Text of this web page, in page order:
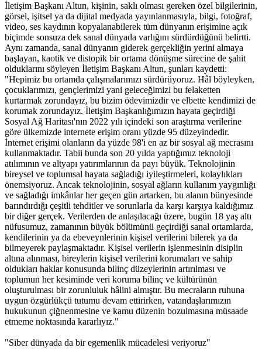
İletişim Başkanı Altun, kişinin, saklı olması gereken özel bilgilerinin,
görsel, işitsel ya da dijital medyada yayınlanmasıyla, bilgi, fotoğraf,
video, ses kaydının kopyalanabilerek tüm dünyanın erişimine açık
biçimde sonsuza dek sanal dünyada varlığını sürdürdüğünü belirtti.
Aynı zamanda, sanal dünyanın giderek gerçekliğin yerini almaya
başlayan, kaotik ve distopik bir ortama dönüşme sürecine de şahit
olduklarını söyleyen İletişim Başkanı Altun, şunları kaydetti:
"Hepimiz bu ortamda çalışmalarımızı sürdürüyoruz. Hâl böyleyken,
çocuklarımızı, gençlerimizi yani geleceğimizi bu felaketten
kurtarmak zorundayız, bu bizim ödevimizdir ve elbette kendimizi de
korumak zorundayız. İletişim Başkanlığımızın hayata geçirdiği
Sosyal Ağ Haritası'nın 2022 yılı içindeki son araştırma verilerine
göre ülkemizde internete erişim oranı yüzde 95 düzeyindedir.
İnternet erişimi olanların da yüzde 98'i en az bir sosyal ağ mecrasını
kullanmaktadır. Tabii bunda son 20 yılda yaptığımız teknoloji
atılımının ve altyapı yatırımlarının da payı büyük. Teknolojinin
bireysel ve toplumsal hayata sağladığı iyileştirmeleri, kolaylıkları
önemsiyoruz. Ancak teknolojinin, sosyal ağların kullanım yaygınlığı
ve sağladığı imkânlar her geçen gün artarken, bu alanın bünyesinde
barındırdığı çeşitli tehditler ve sorunlarla da karşı karşıya kaldığımız
bir diğer gerçek. Verilerden de anlaşılacağı üzere, bugün 18 yaş altı
nüfusumuz, zamanının büyük bölümünü geçirdiği sanal ortamlarda,
kendilerinin ya da ebeveynlerinin kişisel verilerini bilerek ya da
bilmeyerek paylaşmaktadır. Kişisel verilerin işlenmesinin disiplin
altına alınması, bireylerin kişisel verilerini korumaları ve sahip
oldukları haklar konusunda bilinç düzeylerinin artırılması ve
toplumun her kesiminde veri koruma bilinç ve kültürünün
oluşturulması bir zorunluluk hâlini almıştır. Bu mecraların ruhuna
uygun özgürlükçü tutumu devam ettirirken, vatandaşlarımızın
hukukunun çiğnenmesine ve kamu düzenin bozulmasına müsaade
etmeme noktasında kararlıyız."
"Siber dünyada da bir egemenlik mücadelesi veriyoruz"